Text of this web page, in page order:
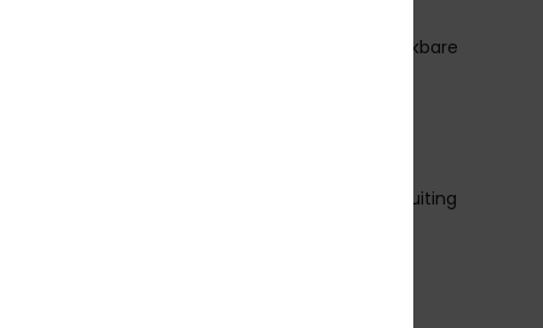
Zachte, stevige, gerecyclede, bestendige, rekbare
Verstelbare bandjes met ring en schuifsluiting